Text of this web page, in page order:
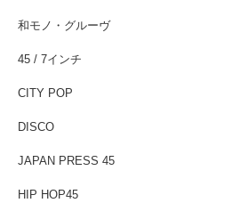
和モノ・グルーヴ
45 / 7インチ
CITY POP
DISCO
JAPAN PRESS 45
HIP HOP45